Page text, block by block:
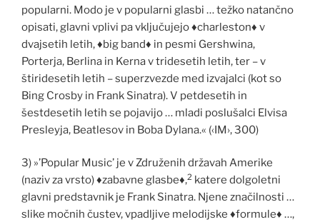
popularni. Modo je v popularni glasbi … težko natančno
opisati, glavni vplivi pa vključujejo♦charleston♦ v
dvajsetih letih,♦big band♦ in pesmi Gershwina,
Porterja, Berlina in Kerna v tridesetih letih, ter – v
štiridesetih letih – superzvezde med izvajalci (kot so
Bing Crosby in Frank Sinatra). V petdesetih in
šestdesetih letih se pojavijo … mladi poslušalci Elvisa
Presleyja, Beatlesov in Boba Dylana.« (‹IM›, 300)
3) »’Popular Music’ je v Združenih državah Amerike
(naziv za vrsto)♦zabavne glasbe♦,2 katere dolgoletni
glavni predstavnik je Frank Sinatra. Njene značilnosti …
slike močnih čustev, vpadljive melodijske ♦formule♦ …,